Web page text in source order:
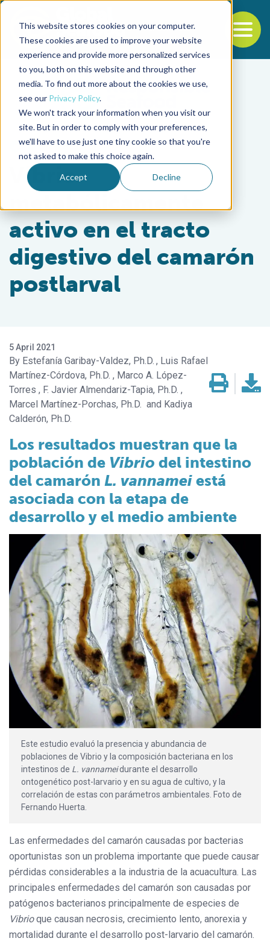
This website stores cookies on your computer.
These cookies are used to improve your website
experience and provide more personalized services
to you, both on this website and through other
media. To find out more about the cookies we use,
see our Privacy Policy.
We won't track your information when you visit our
site. But in order to comply with your preferences,
we'll have to use just one tiny cookie so that you're
not asked to make this choice again.
Accept Decline
Back to the start of the nav
Jump to the end of the navigation
Health & Welfare
Vibrio
metabólicamente
activo en el tracto
digestivo del camarón
postlarval
5 April 2021
Estefanía Garibay-Valdez, Ph.D.
Luis Rafael
Martínez-Córdova, Ph.D.
Marco A. López-
Torres
F. Javier Almendariz-Tapia, Ph.D.
Marcel Martínez-Porchas, Ph.D.
Kadiya
Calderón, Ph.D.
Los resultados muestran que la
población de Vibrio del intestino
del camarón L. vannameiestá
asociada con la etapa de
desarrollo y el medio ambiente
Este estudio evaluó la presencia y abundancia de
poblaciones de Vibrio y la composición bacteriana en los
intestinos de L. vannameidurante el desarrollo
ontogenético post-larvario y en su agua de cultivo, y la
correlación de estas con parámetros ambientales. Foto de
Fernando Huerta.
Las enfermedades del camarón causadas por bacterias
oportunistas son un problema importante que puede causar
pérdidas considerables a la industria de la acuacultura. Las
principales enfermedades del camarón son causadas por
patógenos bacterianos principalmente de especies de
Vibrioque causan necrosis, crecimiento lento, anorexia y
mortalidad durante el desarrollo post-larvario del camarón.